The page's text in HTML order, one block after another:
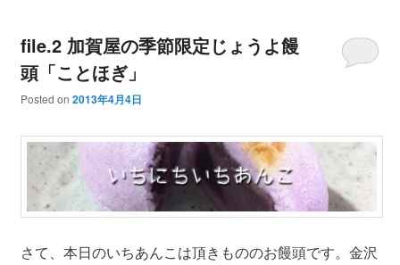
file.2 加賀屋の季節限定じょうよ饅
頭「ことほぎ」
Posted on 2013年4月4日
さて、本日のいちあんこは頂きもののお饅頭です。金沢